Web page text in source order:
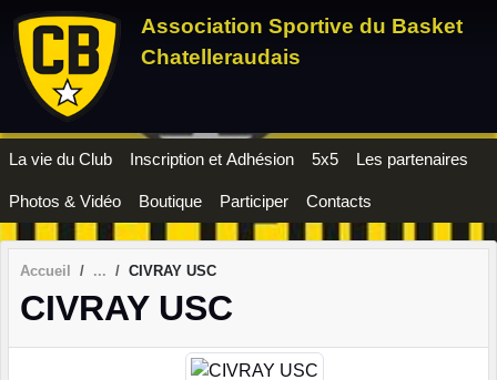
Association Sportive du Basket
Chatelleraudais
La vie du Club Inscription et Adhésion 5x5 Les partenaires
Photos & Vidéo Boutique Participer Contacts
Accueil CIVRAY USC
CIVRAY USC
Panneau de gestion des cookies